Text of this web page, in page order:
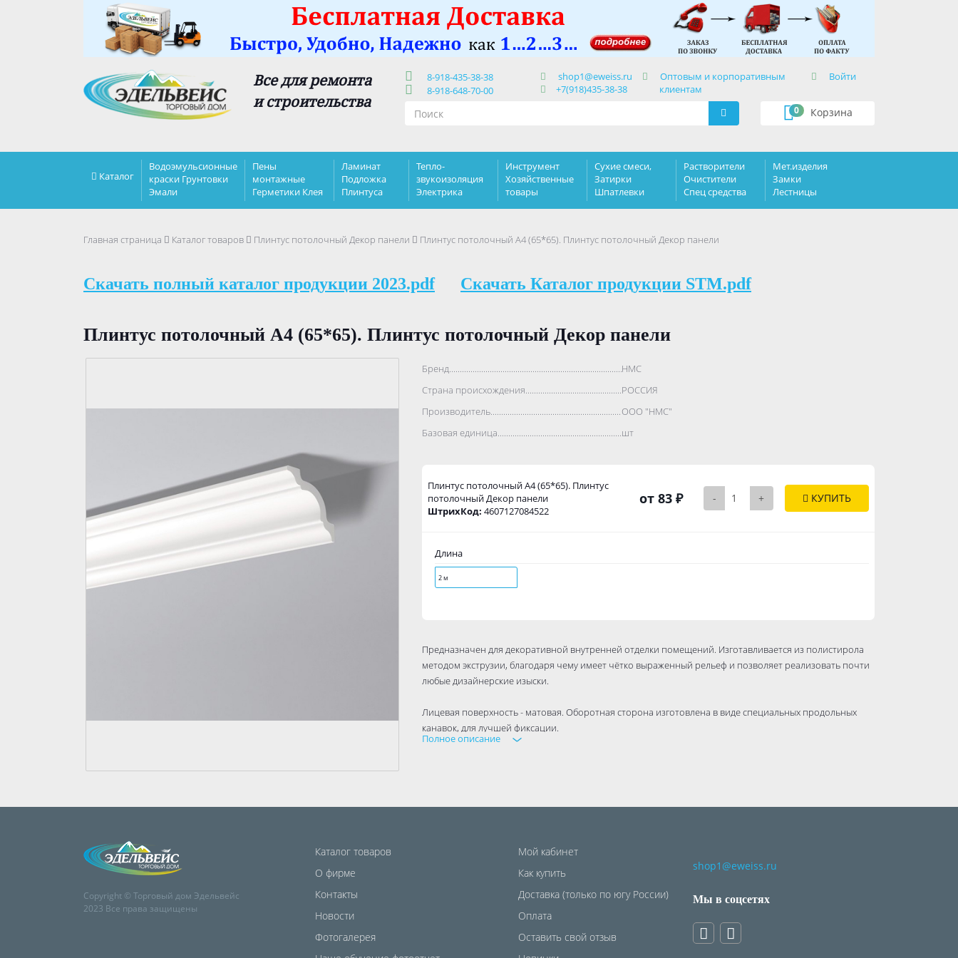
Все для ремонта
и строительства
8-918-435-38-38
8-918-648-70-00
shop1@eweiss.ru
+7(918)435-38-38
Оптовым и корпоративным
клиентам
Войти
Корзина
0
Каталог
Водоэмульсионные
краски Грунтовки
Эмали
Пены
монтажные
Герметики Клея
Ламинат
Подложка
Плинтуса
Тепло-
звукоизоляция
Электрика
Инструмент
Хозяйственные
товары
Сухие смеси,
Затирки
Шпатлевки
Растворители
Очистители
Спец средства
Мет.изделия
Замки
Лестницы
Главная страница Каталог товаров Плинтус потолочный Декор панели Плинтус потолочный А4 (65*65). Плинтус потолочный Декор панели
Скачать полный каталог продукции 2023.pdf Скачать Каталог продукции STM.pdf
Плинтус потолочный А4 (65*65). Плинтус потолочный Декор панели
Бренд..................................................................................НМС
Страна происхождения..................................................................................
РОССИЯ
Производитель..................................................................................
ООО "НМС"
Базовая единица..................................................................................
шт
Плинтус потолочный А4 (65*65). Плинтус
потолочный Декор панели
ШтрихКод: 4607127084522
от 83 ₽ - + КУПИТЬ
Длина
2 м
Предназначен для декоративной внутренней отделки помещений. Изготавливается из полистирола
методом экструзии, благодаря чему имеет чётко выраженный рельеф и позволяет реализовать почти
любые дизайнерские изыски.
Лицевая поверхность - матовая. Оборотная сторона изготовлена в виде специальных продольных
канавок, для лучшей фиксации.
При окрашивании рекомендуется применять вододисперсионные, акриловые и латексные краски. В
Полное описание
Copyright © Торговый дом Эдельвейс
2023 Все права защищены
Каталог товаров
О фирме
Контакты
Новости
Фотогалерея
Мой кабинет
Как купить
Доставка (только по югу России)
Оплата
Оставить свой отзыв
shop1@eweiss.ru
Мы в соцсетях